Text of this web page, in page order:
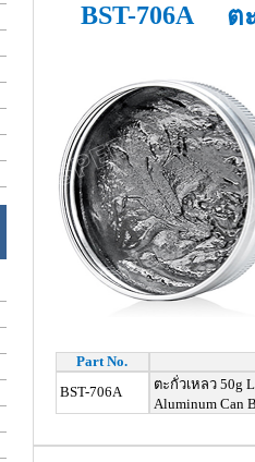
BST-706A ต
Part No.
BST-706A
ตะกั่วเหลว 50g
Aluminum Can